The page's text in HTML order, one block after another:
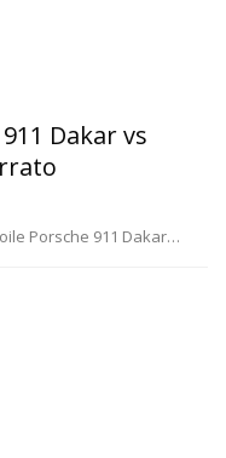
Dakar vs
Porsche 911 Dakar…